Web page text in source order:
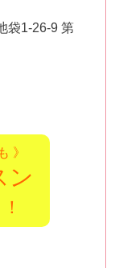
袋1-26-9 第
》
ン